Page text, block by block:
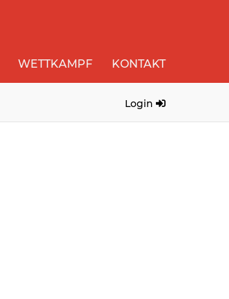
WETTKAMPF KONTAKT
Login